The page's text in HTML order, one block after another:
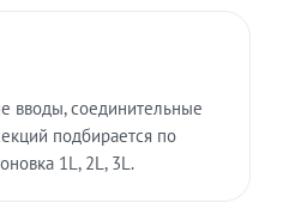
вводы, соединительные
подбирается по
1L, 2L, 3L.